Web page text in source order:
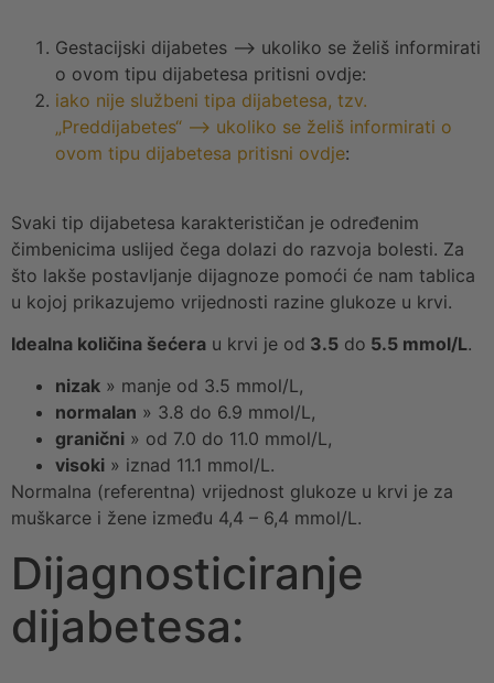
Gestacijski dijabetes –> ukoliko se želiš informirati
o ovom tipu dijabetesa pritisni ovdje:
iako nije službeni tipa dijabetesa, tzv.
„Preddijabetes“ –> ukoliko se želiš informirati o
ovom tipu dijabetesa pritisni ovdje:
Svaki tip dijabetesa karakterističan je određenim
čimbenicima uslijed čega dolazi do razvoja bolesti. Za
što lakše postavljanje dijagnoze pomoći će nam tablica
u kojoj prikazujemo vrijednosti razine glukoze u krvi.
Idealna količina šećera u krvi je od 3.5 do 5.5 mmol/L.
nizak » manje od 3.5 mmol/L,
normalan » 3.8 do 6.9 mmol/L,
granični » od 7.0 do 11.0 mmol/L,
visoki » iznad 11.1 mmol/L.
Normalna (referentna) vrijednost glukoze u krvi je za
muškarce i žene između 4,4 – 6,4 mmol/L.
Dijagnosticiranje
dijabetesa: